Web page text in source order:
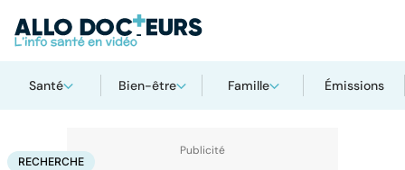
Santé Bien-être Famille Émissions
AccueilSantéMaladies Recherche
RECHERCHE